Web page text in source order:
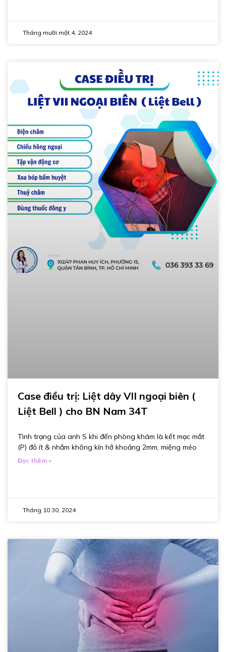
Tháng mười một 4, 2024
Case điều trị: Liệt dây VII ngoại biên (
Liệt Bell ) cho BN Nam 34T
Tình trạng của anh S khi đến phòng khám là kết mạc mắt
(P) đỏ ít & nhắm không kín hở khoảng 2mm, miệng méo
Đọc thêm »
Tháng 10 30, 2024